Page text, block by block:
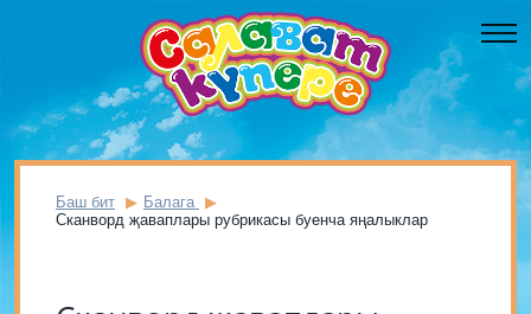
Баш бит
Балага
Сканворд җаваплары рубрикасы буенча яңалыклар